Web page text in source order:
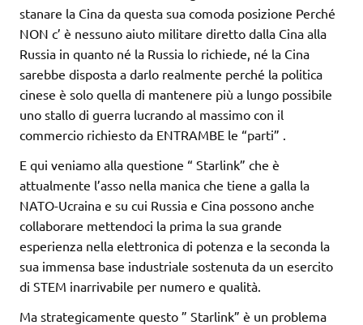
stanare la Cina da questa sua comoda posizione Perché
NON c’ è nessuno aiuto militare diretto dalla Cina alla
Russia in quanto né la Russia lo richiede, né la Cina
sarebbe disposta a darlo realmente perché la politica
cinese è solo quella di mantenere più a lungo possibile
uno stallo di guerra lucrando al massimo con il
commercio richiesto da ENTRAMBE le “parti” .
E qui veniamo alla questione “ Starlink” che è
attualmente l’asso nella manica che tiene a galla la
NATO-Ucraina e su cui Russia e Cina possono anche
collaborare mettendoci la prima la sua grande
esperienza nella elettronica di potenza e la seconda la
sua immensa base industriale sostenuta da un esercito
di STEM inarrivabile per numero e qualità.
Ma strategicamente questo ” Starlink” è un problema